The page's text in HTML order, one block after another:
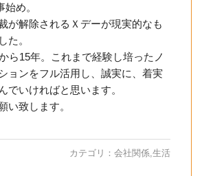
め。
が解除されるＸデーが現実的なも
た。
ら15年。これまで経験し培ったノ
ョンをフル活用し、誠実に、着実
でいければと思います。
い致します。
カテゴリ： 会社関係 生活